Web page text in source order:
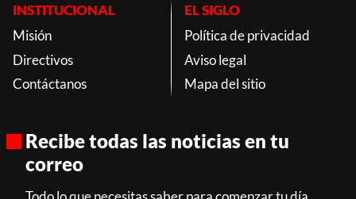
INSTITUCIONAL
Misión
Directivos
Contáctanos
EL SIGLO
Política de privacidad
Aviso legal
Mapa del sitio
Recibe todas las noticias en tu
correo